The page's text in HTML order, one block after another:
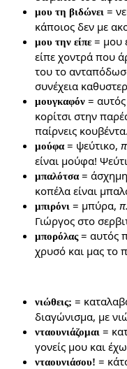
μου τη βιδώνει =
κάποιος δεν με
μου την είπε = μου
είπε χοντρά που
του το
συνέχεια
μουγκαφόν =
κορίτσι στην
παίρνεις κουβέντα.
μούφα= ψεύτικο,
είναι μούφα!
μπαλότσα=
κοπέλα είναι
μπιρόνι = μπύρα,
Γιώργος στο
μπορόλας= αυτός
χρυσό και μας το
νιώθεις; =
διαγώνισμα, με
νταουνιάζομαι =
γονείς μου και
νταουνιάσου! =